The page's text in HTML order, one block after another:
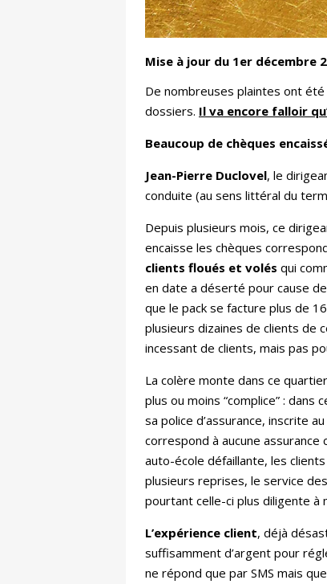
Mise à jour du 1er décembre
De nombreuses plaintes ont été
dossiers. Il va encore falloir
Beaucoup de chèques
Jean-Pierre Duclovel, le
conduite (au sens littéral du
Depuis plusieurs mois, ce
encaisse les chèques
clients floués et volés qui
en date a déserté pour cause
que le pack se facture plus de
plusieurs dizaines de clients de
incessant de clients, mais pas
La colère monte dans ce
plus ou moins “complice” :
sa police d’assurance, inscrite
correspond à aucune
auto-école défaillante, les
plusieurs reprises, le service
pourtant celle-ci plus diligente
L’expérience client, déjà
suffisamment d’argent pour
ne répond que par SMS mais